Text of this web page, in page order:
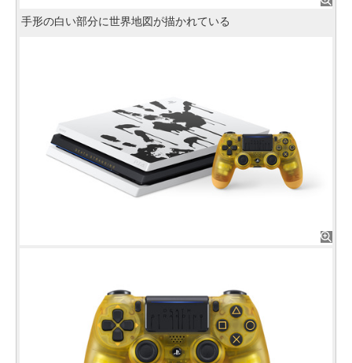
手形の白い部分に世界地図が描かれている